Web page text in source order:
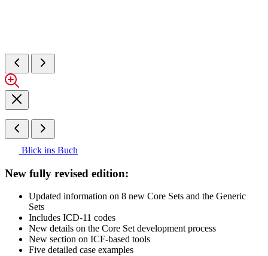
Blick ins Buch
New fully revised edition:
Updated information on 8 new Core Sets and the Generic
Sets
Includes ICD-11 codes
New details on the Core Set development process
New section on ICF-based tools
Five detailed case examples